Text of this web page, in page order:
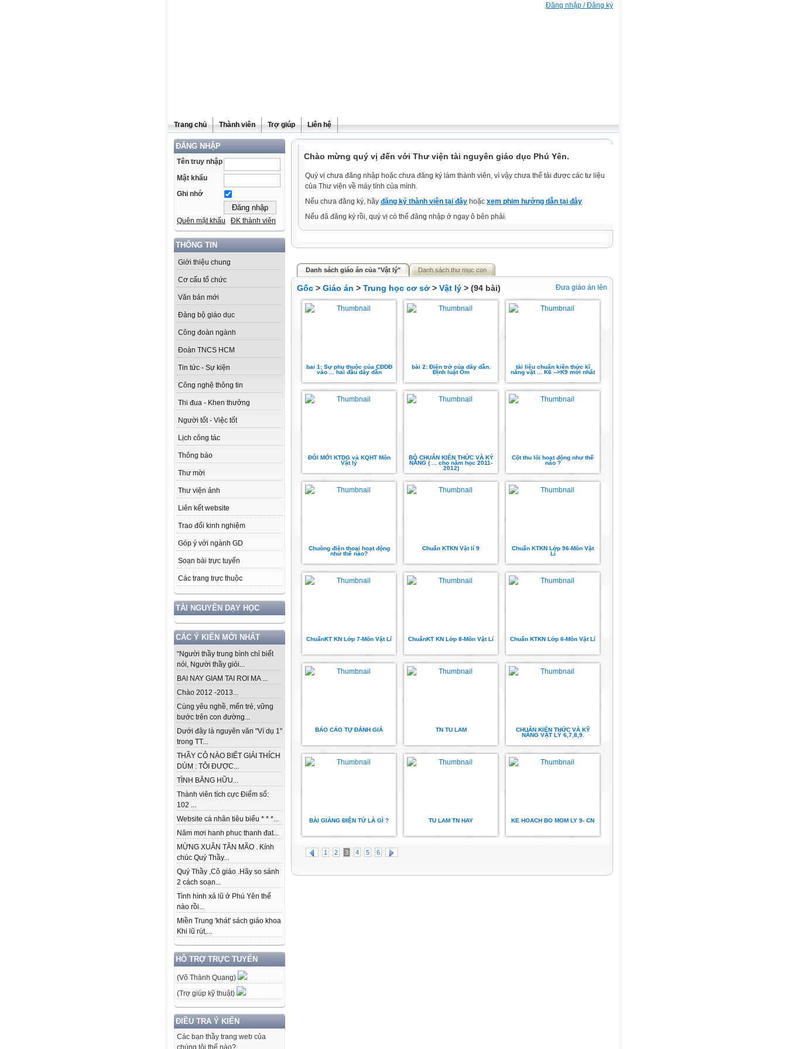
Đăng nhập / Đăng ký
Trang chủ Thành viên Trợ giúp Liên hệ
ĐĂNG NHẬP
Tên truy nhập
Mật khẩu
Ghi nhớ
Quên mật khẩu ĐK thành viên
THÔNG TIN
Giới thiệu chung
Cơ cấu tổ chức
Văn bản mới
Đảng bộ giáo dục
Công đoàn ngành
Đoàn TNCS HCM
Tin tức - Sự kiện
Công nghệ thông tin
Thi đua - Khen thưởng
Người tốt - Việc tốt
Lịch công tác
Thông báo
Thư mời
Thư viện ảnh
Liên kết website
Trao đổi kinh nghiệm
Góp ý với ngành GD
Soạn bài trực tuyến
Các trang trực thuộc
TÀI NGUYÊN DẠY HỌC
CÁC Ý KIẾN MỚI NHẤT
“Người thầy trung bình chỉ biết
nói, Người thầy giỏi...
BAI NAY GIAM TAI ROI MA ...
Chào 2012 -2013...
Cùng yêu nghề, mến trẻ, vững
bước trên con đường...
Dưới đây là nguyên văn "Ví dụ 1"
trong TT...
THẦY CÔ NÀO BIẾT GIẢI THÍCH
DÙM : TÔI ĐƯỢC...
TÌNH BẰNG HỮU...
Thành viên tích cực Điểm số:
102 ...
Website cá nhân tiêu biểu * * *...
Năm mơi hanh phuc thanh đat...
MỪNG XUÂN TÂN MÃO . Kính
chúc Quý Thầy...
Quý Thầy ,Cô giáo .Hãy so sánh
2 cách soạn...
Tình hình xả lũ ở Phú Yên thế
nào rồi...
Miền Trung 'khát' sách giáo khoa
Khi lũ rút,...
HỖ TRỢ TRỰC TUYẾN
(Võ Thành Quang)
(Trợ giúp kỹ thuật)
ĐIỀU TRA Ý KIẾN
Các bạn thầy trang web của
chúng tôi thế nào?
Chào mừng quý vị đến với Thư viện tài nguyên giáo dục Phú Yên.
Quý vị chưa đăng nhập hoặc chưa đăng ký làm thành viên, vì vậy chưa thể tải được các tư liệu
của Thư viện về máy tính của mình.
Nếu chưa đăng ký, hãy đăng ký thành viên tại đây hoặc xem phim hướng dẫn tại đây
Nếu đã đăng ký rồi, quý vị có thể đăng nhập ở ngay ô bên phải.
Danh sách giáo án của "Vật lý" Danh sách thư mục con
Đưa giáo án lên
Gốc > Giáo án > Trung học cơ sở > Vật lý > (94 bài)
bai 1: Sự phụ thuộc của CĐDĐ
vào ... hai đầu dây dẫn
bài 2: Điện trở của dây dẫn.
Định luật Ôm
tài liệu chuẩn kiến thức kĩ
năng vật ... K6 -->K9 mới nhất
ĐỔI MỚI KTDG và KQHT Môn
Vật lý
BỘ CHUẨN KIẾN THỨC VÀ KỶ
NĂNG ( ... cho năm học 2011-
2012)
Cột thu lôi hoạt động như thế
nào ?
Chuông điện thoại hoạt động
như thế nào?
Chuẩn KTKN Vật lí 9
Chuẩn KTKN Lớp 96-Môn Vật
Lí
ChuẩnKT KN Lớp 7-Môn Vật Lí ChuẩnKT KN Lớp 8-Môn Vật Lí Chuẩn KTKN Lớp 6-Môn Vật Lí
BÁO CÁO TỰ ĐÁNH GIÁ TN TU LAM
CHUẨN KIẾN THỨC VÀ KỸ
NĂNG VẬT LÝ 6,7,8,9.
BÀI GIẢNG ĐIỆN TỬ LÀ GÌ ? TU LAM TN HAY KE HOACH BO MOM LY 9- CN
1 2 3 4 5 6